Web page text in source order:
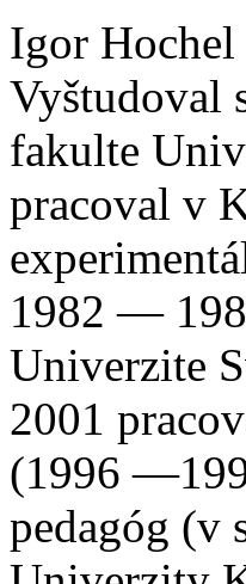
Igor Hochel
Vyštudoval
fakulte
pracoval v
1982 —
Univerzite
2001
(1996
pedagóg (v